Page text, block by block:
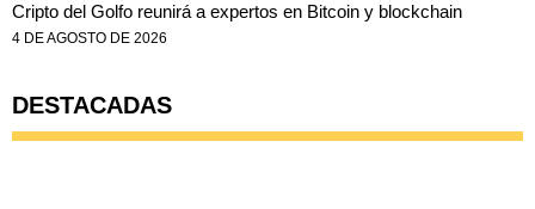
Cripto del Golfo reunirá a expertos en Bitcoin y blockchain
4 DE AGOSTO DE 2026
DESTACADAS